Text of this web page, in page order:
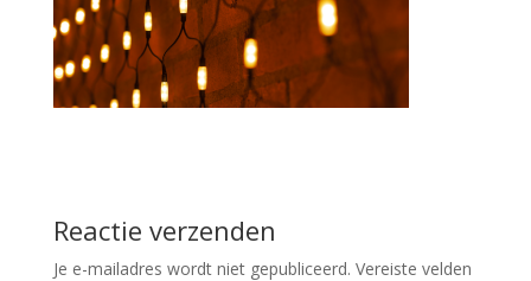
Reactie verzenden
Je e-mailadres wordt niet gepubliceerd. Vereiste velden